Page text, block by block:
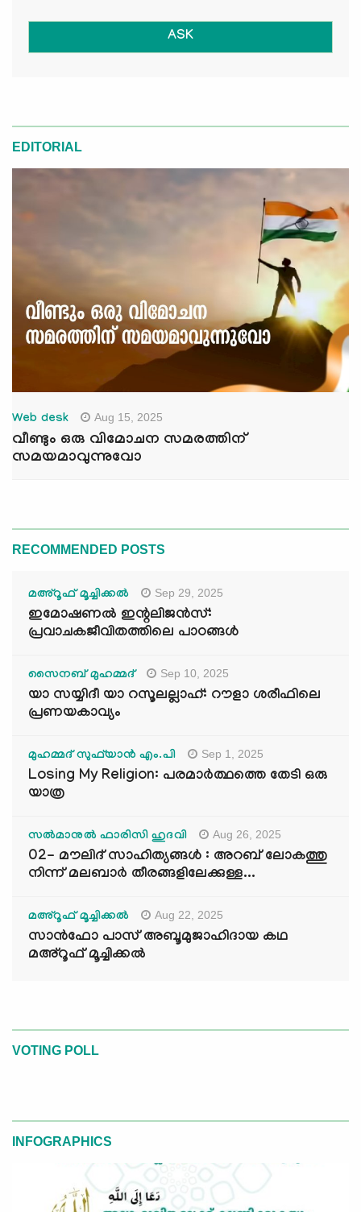
ASK
EDITORIAL
Web desk Aug 15, 2025
വീണ്ടും ഒരു വിമോചന സമരത്തിന്
സമയമാവുന്നുവോ
RECOMMENDED POSTS
മഅ്റൂഫ് മൂച്ചിക്കല്‍ Sep 29, 2025
ഇമോഷണൽ ഇന്റലിജൻസ്:
പ്രവാചകജീവിതത്തിലെ പാഠങ്ങൾ
സൈനബ് മുഹമ്മദ് Sep 10, 2025
യാ സയ്യിദീ യാ റസൂലല്ലാഹ്: റൗളാ ശരീഫിലെ
പ്രണയകാവ്യം
മുഹമ്മദ് സുഫ്‌യാൻ എം.പി Sep 1, 2025
Losing My Religion: പരമാർത്ഥത്തെ തേടി ഒരു
യാത്ര
സൽമാനുൽ ഫാരിസി ഹുദവി Aug 26, 2025
02- മൗലിദ് സാഹിത്യങ്ങൾ : അറബ് ലോകത്തു
നിന്ന് മലബാർ തീരങ്ങളിലേക്കുള്ള...
മഅ്റൂഫ് മൂച്ചിക്കല്‍ Aug 22, 2025
സാൻഫോ പാസ് അബൂമുജാഹിദായ കഥ
മഅ്റൂഫ് മൂച്ചിക്കല്‍
VOTING POLL
INFOGRAPHICS